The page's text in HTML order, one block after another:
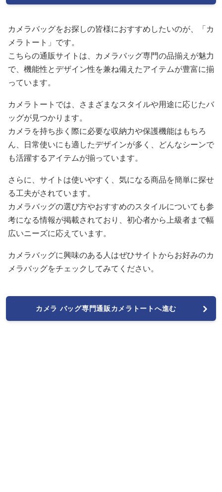
カメラバッグをお探しの皆様におすすめしたいのが、「カ
メラトート」です。
こちらの通販サイトは、カメラバッグ専門の品揃えが魅力
で、機能性とデザイン性を兼ね備えたアイテムが豊富に揃
っています。
カメラトートでは、さまざまなスタイルや用途に応じたバ
ッグが見つかります。
カメラを持ち歩く際に必要な収納力や保護機能はもちろ
ん、日常使いにも適したデザインが多く、どんなシーンで
も活躍するアイテムが揃っています。
さらに、サイトは使いやすく、気になる商品を簡単に探せ
る工夫がされています。
カメラバッグの選び方やおすすめのスタイルについても参
考になる情報が掲載されており、初心者から上級者まで幅
広いニーズに応えています。
カメラバッグに興味のある人はぜひサイトからお好みのカ
メラバッグをチェックしてみてください。
カメラ バッグ専門通販カメラトートへ進む